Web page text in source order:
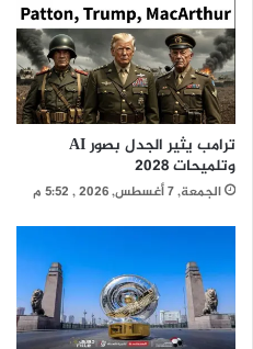
ترامب يثير الجدل بصور AI
وتلميحات 2028
الجمعة, 7 أغسطس, 2026 , 5:52 م